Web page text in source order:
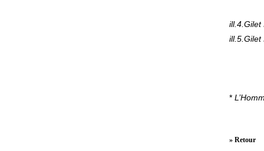
ill.4.Gilet
ill.5.Gilet
*
» Retour